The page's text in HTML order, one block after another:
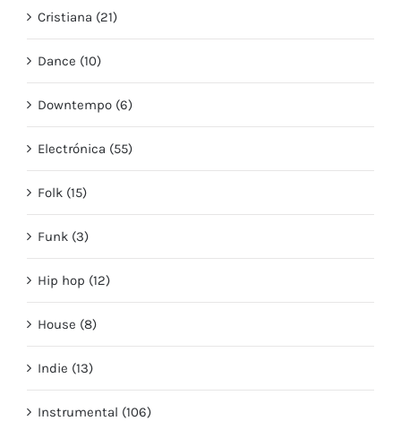
Cristiana (21)
Dance (10)
Downtempo (6)
Electrónica (55)
Folk (15)
Funk (3)
Hip hop (12)
House (8)
Indie (13)
Instrumental (106)